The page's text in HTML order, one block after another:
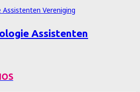
Assistenten